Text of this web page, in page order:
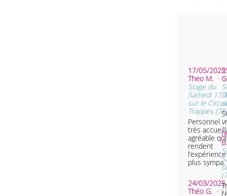
17/05/
Theo M. •
Stage du
Samedi 17
sur le
Trappes (78)
Personnel
très
agréable qui
rendent
plus
24/03/
Théo G. •